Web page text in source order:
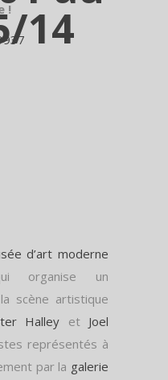
14
!
d’art moderne
organise un
scène artistique
Halley et Joel
représentés à
par la galerie